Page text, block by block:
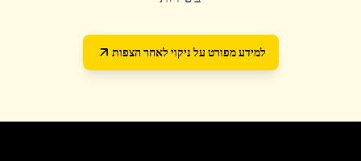
למידע מפורט על ניקוי לאחר הצפות